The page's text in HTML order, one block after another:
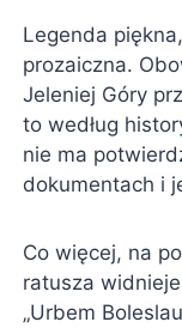
Legenda
prozaiczna.
Jeleniej Góry
to według
nie ma
dokumentach i
Co więcej, na
ratusza
„Urbem